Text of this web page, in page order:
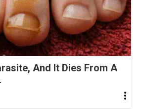
And It Dies From A